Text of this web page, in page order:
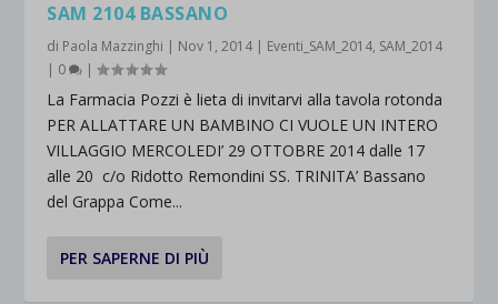
SAM 2104 BASSANO
di Paola Mazzinghi | Nov 1, 2014 | Eventi_SAM_2014, SAM_2014
| 0 |
La Farmacia Pozzi è lieta di invitarvi alla tavola rotonda
PER ALLATTARE UN BAMBINO CI VUOLE UN INTERO
VILLAGGIO MERCOLEDI’ 29 OTTOBRE 2014 dalle 17
alle 20 c/o Ridotto Remondini SS. TRINITA’ Bassano
del Grappa Come...
PER SAPERNE DI PIÙ